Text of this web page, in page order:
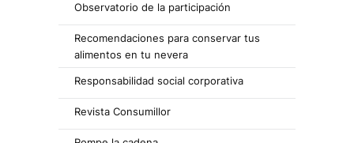
Observatorio de la participación
Recomendaciones para conservar tus
alimentos en tu nevera
Responsabilidad social corporativa
Revista Consumillor